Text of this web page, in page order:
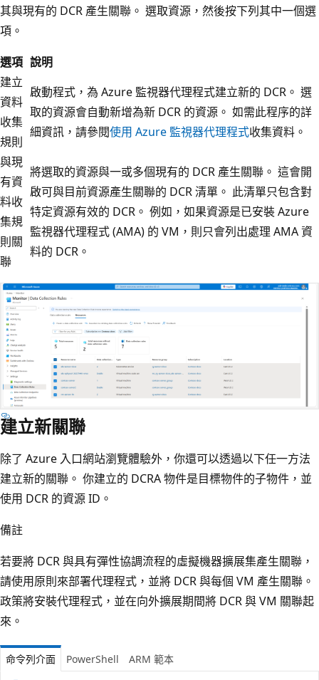
其與現有的 DCR 產生關聯。 選取資源，然後按下列其中一個選
項。
選項 說明
建立
資料
收集
規則
啟動程式，為 Azure 監視器代理程式建立新的 DCR。 選
取的資源會自動新增為新 DCR 的資源。 如需此程序的詳
細資訊，請參閱使用 Azure 監視器代理程式收集資料。
與現
有資
料收
集規
則關
聯
將選取的資源與一或多個現有的 DCR 產生關聯。 這會開
啟可與目前資源產生關聯的 DCR 清單。 此清單只包含對
特定資源有效的 DCR。 例如，如果資源是已安裝 Azure
監視器代理程式 (AMA) 的 VM，則只會列出處理 AMA 資
料的 DCR。
建立新關聯
除了 Azure 入口網站瀏覽體驗外，你還可以透過以下任一方法
建立新的關聯。 你建立的 DCRA 物件是目標物件的子物件，並
使用 DCR 的資源 ID。
備註
若要將 DCR 與具有彈性協調流程的虛擬機器擴展集產生關聯，
請使用原則來部署代理程式，並將 DCR 與每個 VM 產生關聯。
政策將安裝代理程式，並在向外擴展期間將 DCR 與 VM 關聯起
來。
命令列介面 PowerShell ARM 範本